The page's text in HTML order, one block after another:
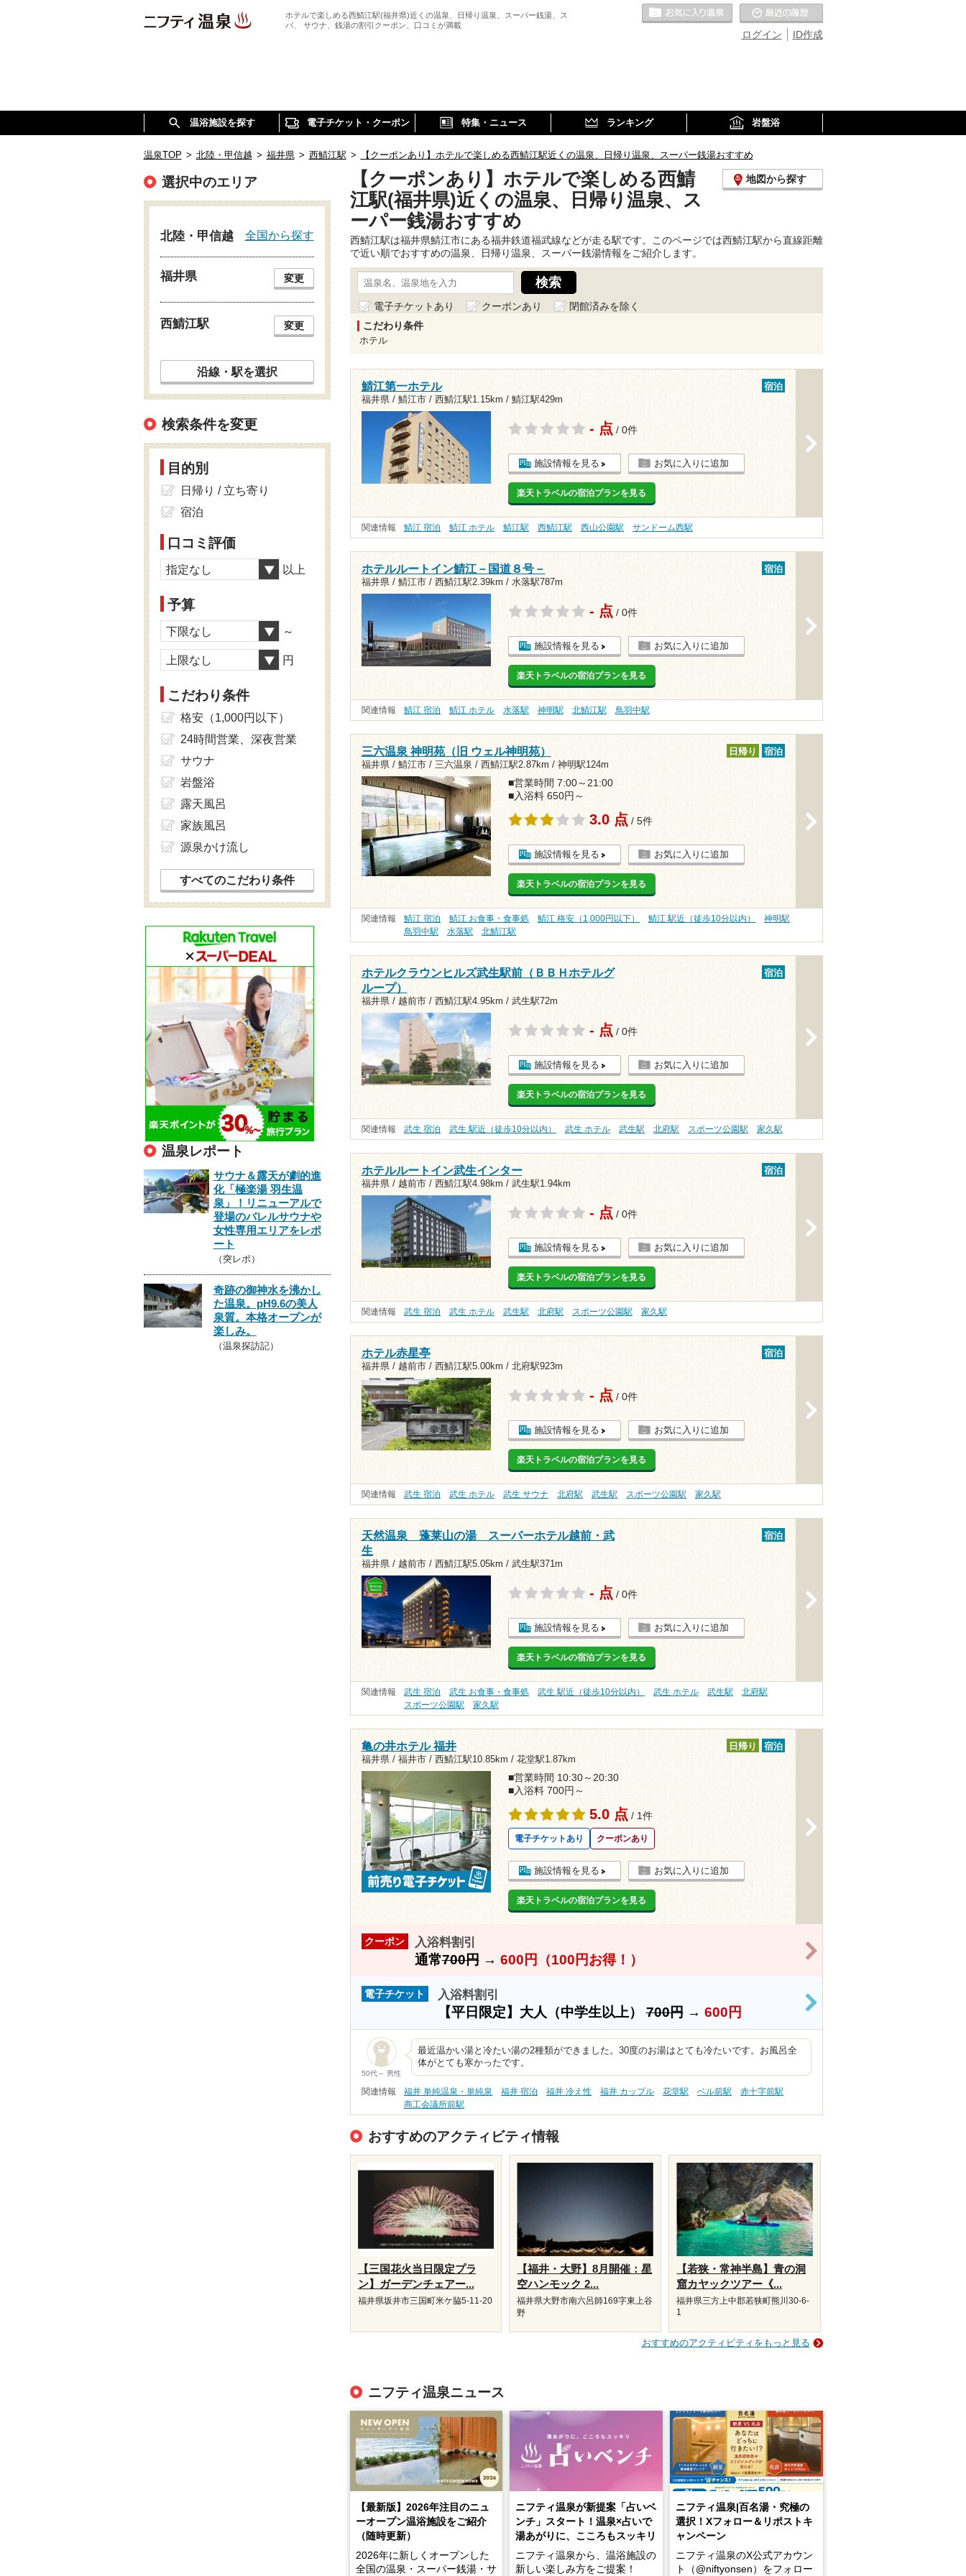
ホテルで楽しめる西鯖江駅(福井県)近くの温泉、日帰り温泉、スーパー銭湯、ス
パ、 サウナ、銭湯の割引クーポン、口コミが満載
ID作成
ログイン
お気に入りの温泉
温浴施設を探す 電子チケット・クーポン 特集・ニュース ランキング 岩盤浴
温泉TOP > 北陸・甲信越 > 福井県 > 西鯖江駅 > 【クーポンあり】ホテルで楽しめる西鯖江駅近くの温泉、日帰り温泉、スーパー銭湯おすすめ
【クーポンあり】ホテルで楽しめる西鯖
江駅(福井県)近くの温泉、日帰り温泉、ス
ーパー銭湯おすすめ
地図から探す
西鯖江駅は福井県鯖江市にある福井鉄道福武線などが走る駅です。このページでは西鯖江駅から直線距離
で近い順でおすすめの温泉、日帰り温泉、スーパー銭湯情報をご紹介します。
電子チケットあり クーポンあり
閉館済みを除く
こだわり条件
ホテル
鯖江第一ホテル
福井県 / 鯖江市 / 西鯖江駅1.15km / 鯖江駅429m
宿泊
- 点 / 0件
施設情報を見る お気に入りに追加
楽天トラベルの宿泊プランを見る
関連情報 鯖江 宿泊 鯖江 ホテル 鯖江駅 西鯖江駅 西山公園駅 サンドーム西駅
ホテルルートイン鯖江－国道８号－
福井県 / 鯖江市 / 西鯖江駅2.39km / 水落駅787m
宿泊
- 点 / 0件
施設情報を見る お気に入りに追加
楽天トラベルの宿泊プランを見る
関連情報 鯖江 宿泊 鯖江 ホテル 水落駅 神明駅 北鯖江駅 鳥羽中駅
三六温泉 神明苑（旧 ウェル神明苑）
福井県 / 鯖江市 / 三六温泉 / 西鯖江駅2.87km / 神明駅124m
日帰り 宿泊
■営業時間 7:00～21:00
■入浴料 650円～
3.0 点 / 5件
施設情報を見る お気に入りに追加
楽天トラベルの宿泊プランを見る
関連情報 鯖江 宿泊 鯖江 お食事・食事処 鯖江 格安（1,000円以下） 鯖江 駅近（徒歩10分以内）
神明駅
鳥羽中駅
水落駅 北鯖江駅
ホテルクラウンヒルズ武生駅前（ＢＢＨホテルグ
ループ）
福井県 / 越前市 / 西鯖江駅4.95km / 武生駅72m
宿泊
- 点 / 0件
施設情報を見る お気に入りに追加
楽天トラベルの宿泊プランを見る
関連情報 武生 宿泊 武生 駅近（徒歩10分以内） 武生 ホテル 武生駅 北府駅 スポーツ公園駅 家久駅
ホテルルートイン武生インター
福井県 / 越前市 / 西鯖江駅4.98km / 武生駅1.94km
宿泊
- 点 / 0件
施設情報を見る お気に入りに追加
楽天トラベルの宿泊プランを見る
関連情報 武生 宿泊 武生 ホテル 武生駅 北府駅 スポーツ公園駅 家久駅
ホテル赤星亭
福井県 / 越前市 / 西鯖江駅5.00km / 北府駅923m
宿泊
- 点 / 0件
施設情報を見る お気に入りに追加
楽天トラベルの宿泊プランを見る
関連情報 武生 宿泊 武生 ホテル 武生 サウナ 北府駅 武生駅 スポーツ公園駅 家久駅
天然温泉 蓬莱山の湯 スーパーホテル越前・武
生
福井県 / 越前市 / 西鯖江駅5.05km / 武生駅371m
宿泊
- 点 / 0件
施設情報を見る お気に入りに追加
楽天トラベルの宿泊プランを見る
関連情報 武生 宿泊 武生 お食事・食事処 武生 駅近（徒歩10分以内） 武生 ホテル 武生駅
北府駅
スポーツ公園駅
家久駅
亀の井ホテル 福井
福井県 / 福井市 / 西鯖江駅10.85km / 花堂駅1.87km
日帰り 宿泊
■営業時間 10:30～20:30
■入浴料 700円～
5.0 点 / 1件
電子チケットあり クーポンあり
施設情報を見る お気に入りに追加
楽天トラベルの宿泊プランを見る
クーポン 入浴料割引
通常700円→ 600円（100円お得！）
電子チケット 入浴料割引
【平日限定】大人（中学生以上）700円→ 600円 >
50代～ 男性
最近温かい湯と冷たい湯の2種類ができました。30度のお湯はとても冷たいです。お風呂全
体がとても寒かったです。
関連情報 福井 単純温泉・単純泉 福井 宿泊 福井 冷え性 福井 カップル 花堂駅 ベル前駅
赤十字前駅
商工会議所前駅
おすすめのアクティビティ情報
【三国花火当日限定プラ
ン】ガーデンチェアー...
福井県坂井市三国町米ケ脇5-11-20
【福井・大野】8月開催：星
空ハンモック 2...
福井県大野市南六呂師169字東上谷
野
【若狭・常神半島】青の洞
窟カヤックツアー《...
福井県三方上中郡若狭町熊川30-6-
1
おすすめのアクティビティをもっと見る
ニフティ温泉ニュース
【最新版】2026年注目のニュ
ーオープン温浴施設をご紹介
（随時更新）
2026年に新しくオープンした
全国の温泉・スーパー銭湯・サ
ニフティ温泉が新提案「占いベ
ンチ」スタート！温泉×占いで
湯あがりに、こころもスッキリ
ニフティ温泉から、温浴施設の
新しい楽しみ方をご提案！
ニフティ温泉|百名湯・究極の
選択！Xフォロー＆リポストキ
ャンペーン
ニフティ温泉のX公式アカウン
ト（@niftyonsen）をフォロー
選択中のエリア
北陸・甲信越 全国から探す
福井県 変更
西鯖江駅 変更
沿線・駅を選択
検索条件を変更
目的別
日帰り / 立ち寄り
宿泊
口コミ評価
指定なし 以上
予算
下限なし ～
上限なし 円
こだわり条件
格安（1,000円以下）
24時間営業、深夜営業
サウナ
岩盤浴
露天風呂
家族風呂
源泉かけ流し
すべてのこだわり条件
温泉レポート
サウナ＆露天が劇的進
化「極楽湯 羽生温
泉」！リニューアルで
登場のバレルサウナや
女性専用エリアをレポ
ート
（突レポ）
奇跡の御神水を沸かし
た温泉。pH9.6の美人
泉質。本格オープンが
楽しみ。
（温泉探訪記）